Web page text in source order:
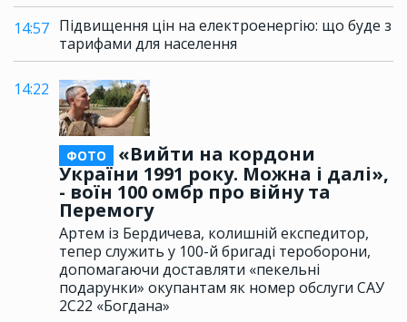
14:57 Підвищення цін на електроенергію: що буде з
тарифами для населення
14:22
ФОТО
«Вийти на кордони
України 1991 року. Можна і далі»,
- воїн 100 омбр про війну та
Перемогу
Артем із Бердичева, колишній експедитор,
тепер служить у 100-й бригаді тероборони,
допомагаючи доставляти «пекельні
подарунки» окупантам як номер обслуги САУ
2С22 «Богдана»